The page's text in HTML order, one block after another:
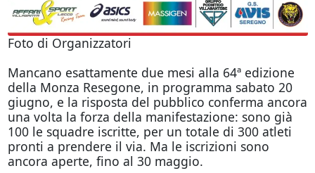
Foto di Organizzatori
Mancano esattamente due mesi alla 64ª edizione
della Monza Resegone, in programma sabato 20
giugno, e la risposta del pubblico conferma ancora
una volta la forza della manifestazione: sono già
100 le squadre iscritte, per un totale di 300 atleti
pronti a prendere il via. Ma le iscrizioni sono
ancora aperte, fino al 30 maggio.